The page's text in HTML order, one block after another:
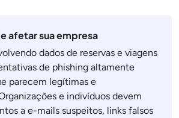
afetar sua empresa
dados de reservas e viagens
de phishing altamente
parecem legítimas e
e indivíduos devem
a e-mails suspeitos, links falsos